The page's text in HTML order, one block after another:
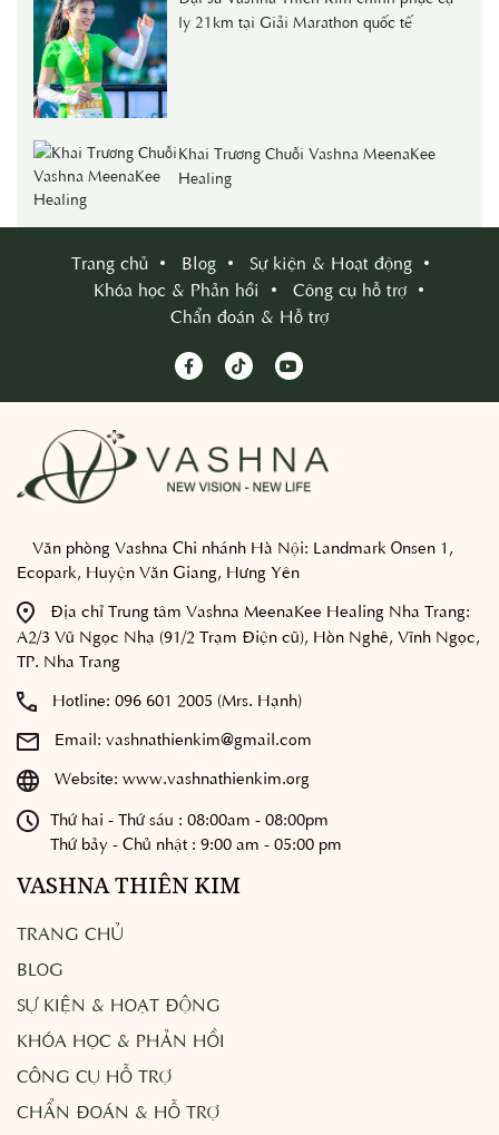
ly 21km tại Giải Marathon quốc tế
Khai Trương Chuỗi Vashna MeenaKee
Healing
Trang chủ Blog
Sự kiện & Hoạt động
Khóa học & Phản hồi
Công cụ hỗ trợ
Chẩn đoán & Hỗ trợ
Văn phòng Vashna Chi nhánh Hà Nội: Landmark Onsen 1,
Ecopark, Huyện Văn Giang, Hưng Yên
Địa chỉ Trung tâm Vashna MeenaKee Healing Nha Trang:
A2/3 Vũ Ngọc Nhạ (91/2 Trạm Điện cũ), Hòn Nghê, Vĩnh Ngọc,
TP. Nha Trang
Hotline: 096 601 2005 (Mrs. Hạnh)
Email: vashnathienkim@gmail.com
Website: www.vashnathienkim.org
Thứ hai - Thứ sáu : 08:00am - 08:00pm
Thứ bảy - Chủ nhật : 9:00 am - 05:00 pm
VASHNA THIÊN KIM
TRANG CHỦ
BLOG
SỰ KIỆN & HOẠT ĐỘNG
KHÓA HỌC & PHẢN HỒI
CÔNG CỤ HỖ TRỢ
CHẨN ĐOÁN & HỖ TRỢ